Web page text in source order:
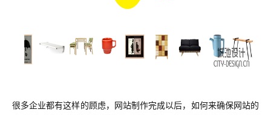
很多企业都有这样的顾虑，网站制作完成以后，如何来确保网站的